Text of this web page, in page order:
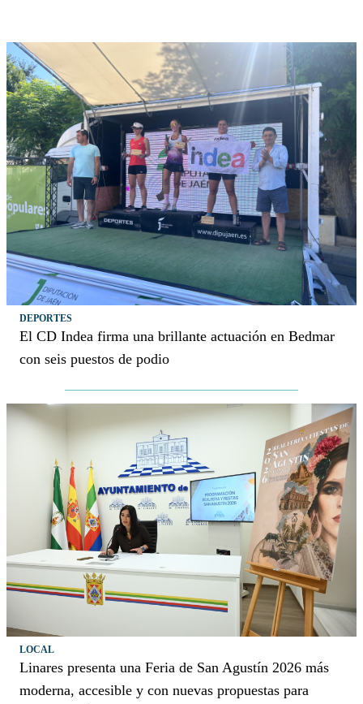
DEPORTES
El CD Indea firma una brillante actuación en Bedmar
con seis puestos de podio
LOCAL
Linares presenta una Feria de San Agustín 2026 más
moderna, accesible y con nuevas propuestas para